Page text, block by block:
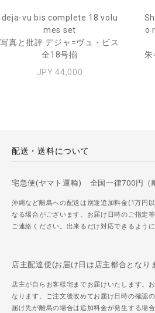
deja-vu bis complete 18 volu
mes set
写真と批評 デジャ=ヴュ・ビス
全18号揃
JPY 44,000
o
朱
配送・送料について
宅急便(ヤマト運輸) 全国一律700円（
沖縄など離島への配送は別途追加料金(1万円
なる場合がございます。お届け日時のご指定
ご連絡ください。出来るだけ対応できるよう
店主配達便(お届け日は店主都合となり
店主が自らお客様宅までお届けいたします。
なります。ご注文後改めてお届け日時の確認
届け先が離島の場合は追加料金が発生する場